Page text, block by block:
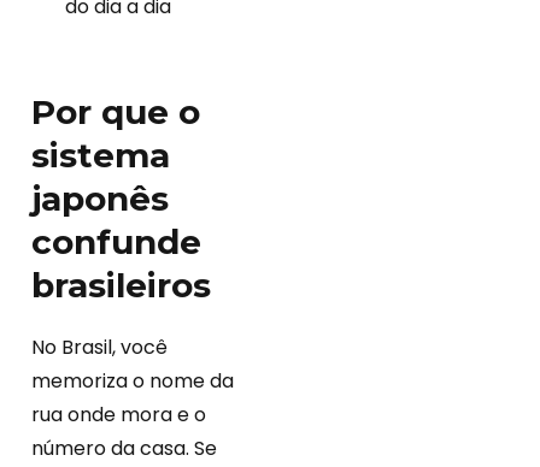
do dia a dia
Por que o
sistema
japonês
confunde
brasileiros
No Brasil, você
memoriza o nome da
rua onde mora e o
número da casa. Se